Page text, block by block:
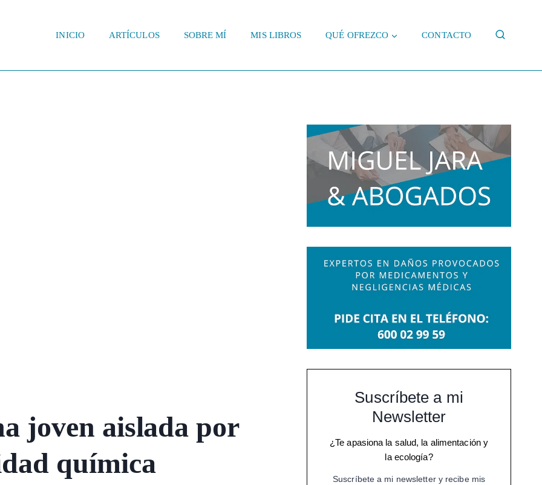
INICIO ARTÍCULOS SOBRE MÍ MIS LIBROS QUÉ OFREZCO CONTACTO
joven aislada por
química
Suscríbete a mi
Newsletter
¿Te apasiona la salud, la alimentación y
la ecología?
Suscríbete a mi newsletter y recibe mis